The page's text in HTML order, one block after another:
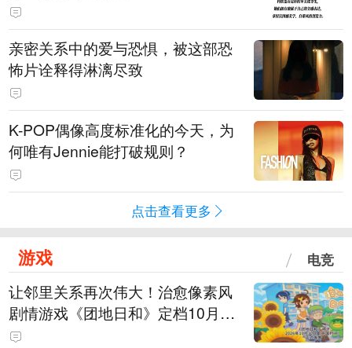
亲密关系中的爱与恐惧，被这部恐
怖片诠释得淋漓尽致
K-POP偶像高度标准化的今天，为
何唯有Jennie能打破规则？
点击查看更多
游戏 电竞
让邻里关系再次伟大！治愈像素风
剧情游戏《团地日和》定档10月30
日发售